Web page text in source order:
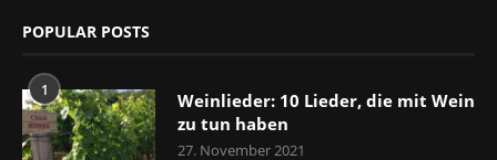
POPULAR POSTS
1
Weinlieder: 10 Lieder, die mit Wein
zu tun haben
27. November 2021